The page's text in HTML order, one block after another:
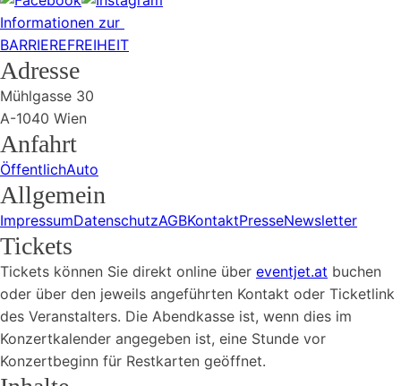
Informationen zur
BARRIEREFREIHEIT
Adresse
Mühlgasse 30
A-1040 Wien
Anfahrt
ÖffentlichAuto
Allgemein
ImpressumDatenschutzAGBKontaktPresseNewsletter
Tickets
Tickets können Sie direkt online über eventjet.at buchen
oder über den jeweils angeführten Kontakt oder Ticketlink
des Veranstalters. Die Abendkasse ist, wenn dies im
Konzertkalender angegeben ist, eine Stunde vor
Konzertbeginn für Restkarten geöffnet.